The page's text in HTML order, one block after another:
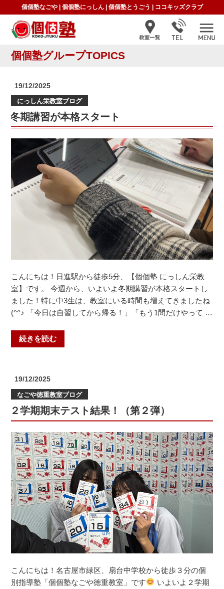
個個塾なごや| 個個塾にっしん| 個個塾とうごう ココキッズクラブ
個個塾グループTOPICS
投
日:
19/12/2025
にっしん栄教室ブログ
冬期講習が本格スタート
こんにちは！日進駅から徒歩5分、【個個塾 にっしん栄教
室】です。 今週から、いよいよ冬期講習が本格スタートし
ました！特に中3生は、教室にいる時間も増えてきましたね
(^^♪ 「今日は自習してから帰る！」「もう1問だけやって …
“冬
期
本
格
ス
タ
ー
ト”
の
続きを読む
投
日:
19/12/2025
なごや徳重教室ブログ
２学期期末テスト結果！（第２弾）
こんにちは！名古屋市緑区、扇台中学校から徒歩３分の個
別指導塾「個個塾なごや徳重教室」です
いよいよ２学期